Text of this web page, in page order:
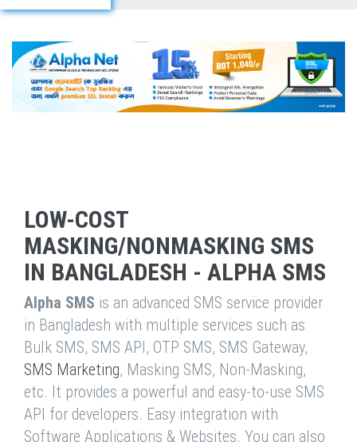
LOW-COST
MASKING/NONMASKING SMS
IN BANGLADESH - ALPHA SMS
Alpha SMS is an advanced SMS service provider
in Bangladesh with multiple services such as
Bulk SMS, SMS API, OTP SMS, SMS Gateway,
SMS Marketing, Masking SMS, Non-Masking,
etc. It provides a powerful and easy-to-use SMS
API for developers. Easy integration with
Software Applications & Websites. You can also